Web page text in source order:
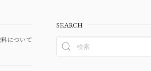
について
SEARCH